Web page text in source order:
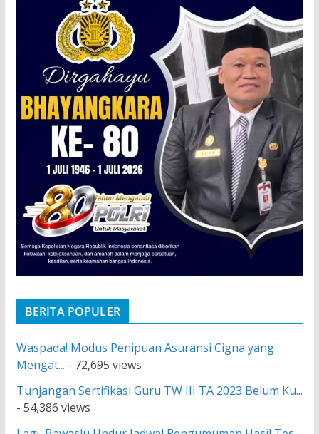
BERITA POPULER
Waspada! Modus Penipuan Asuransi Cigna yang
Mengat... - 72,695 views
Tunjangan Sertifikasi Guru TW III TA 2023 Belum Ku...
- 54,386 views